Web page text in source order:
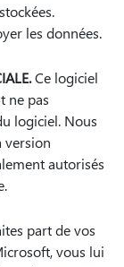
les données.
Ce logiciel
ne pas
logiciel. Nous
version
autorisés
part de vos
vous lui